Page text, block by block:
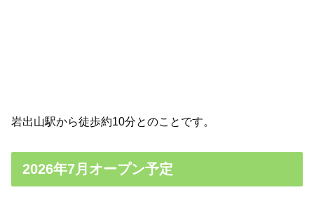
岩出山駅から徒歩約10分とのことです。
2026年7月オープン予定